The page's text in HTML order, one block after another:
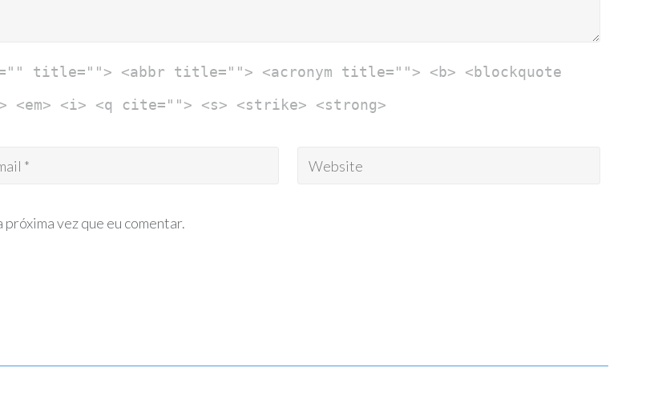
title=""> <abbr title=""> <acronym title=""> <b> <blockquote
<em> <i> <q cite=""> <s> <strike> <strong>
vez que eu comentar.